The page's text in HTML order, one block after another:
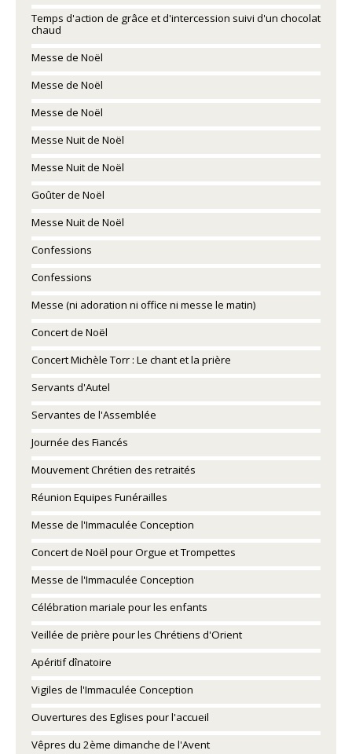
Temps d'action de grâce et d'intercession suivi d'un chocolat
chaud
Messe de Noël
Messe de Noël
Messe de Noël
Messe Nuit de Noël
Messe Nuit de Noël
Goûter de Noël
Messe Nuit de Noël
Confessions
Confessions
Messe (ni adoration ni office ni messe le matin)
Concert de Noël
Concert Michèle Torr : Le chant et la prière
Servants d'Autel
Servantes de l'Assemblée
Journée des Fiancés
Mouvement Chrétien des retraités
Réunion Equipes Funérailles
Messe de l'Immaculée Conception
Concert de Noël pour Orgue et Trompettes
Messe de l'Immaculée Conception
Célébration mariale pour les enfants
Veillée de prière pour les Chrétiens d'Orient
Apéritif dînatoire
Vigiles de l'Immaculée Conception
Ouvertures des Eglises pour l'accueil
Vêpres du 2ème dimanche de l'Avent